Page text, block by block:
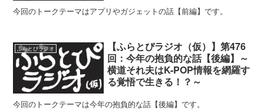
今回のトークテーマはアプリやガジェットの話【前編】です。
ふらとぴラジオ
【ふらとぴラジオ（仮）】第476
回：今年の抱負的な話【後編】～
横道それ夫はK-POP情報を網羅す
る覚悟で生きる！？～
今回のトークテーマは今年の抱負的な話【後編】です。